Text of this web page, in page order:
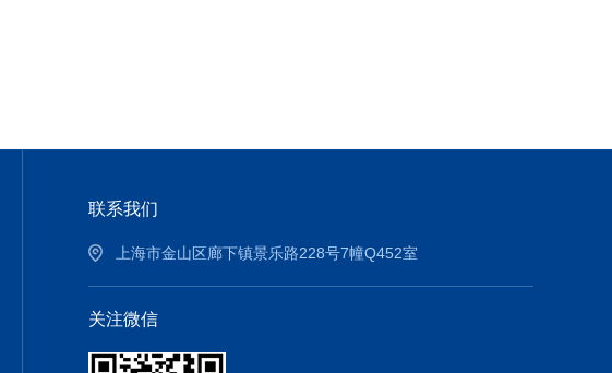
联系我们
上海市金山区廊下镇景乐路228号7幢Q452室
关注微信